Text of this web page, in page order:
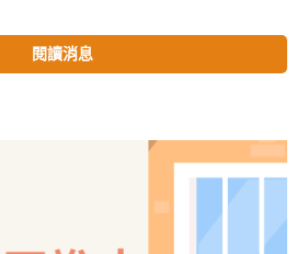
閱讀消息